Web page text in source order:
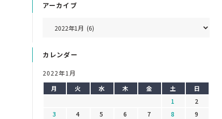
アーカイブ
カレンダー
2022年1月
月
火 水 木 金 土
日
1
2
3
4 5 6 7 8
9